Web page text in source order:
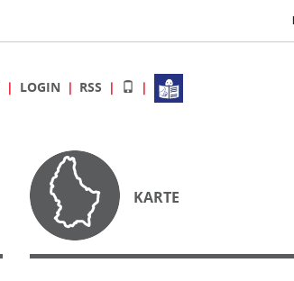
LOGIN RSS
KARTE